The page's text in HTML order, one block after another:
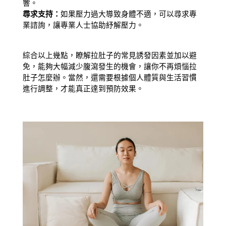
響。
尋求支持： 如果壓力過大導致身體不適，可以尋求專
業諮詢，讓專業人士協助紓解壓力。
綜合以上幾點，瞭解拉肚子的常見誘發因素並加以避
免，能夠大幅減少腹瀉發生的機會，讓你不再煩惱拉
肚子怎麼辦。當然，還需要根據個人體質與生活習慣
進行調整，才能真正達到預防效果。